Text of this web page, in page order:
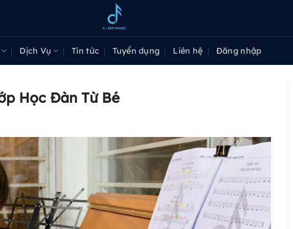
Dịch Vụ Tin tức Tuyển dụng Liên hệ Đăng nhập
Học Đàn Từ Bé